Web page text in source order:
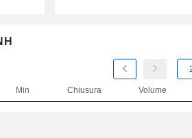
Min Chiusura Volume